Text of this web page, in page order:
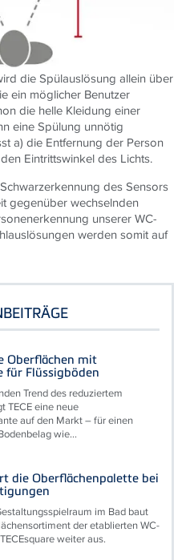
die Spülauslösung allein über
ein möglicher Benutzer
die helle Kleidung einer
eine Spülung unnötig
a) die Entfernung der Person
Eintrittswinkel des Lichts.
des Sensors
gegenüber wechselnden
unserer WC-
werden somit auf
Oberflächen mit
für Flüssigböden
Trend des reduziertem
TECE eine neue
auf den Markt – für einen
wie...
die Oberflächenpalette bei
im Bad baut
der etablierten WC-
weiter aus.